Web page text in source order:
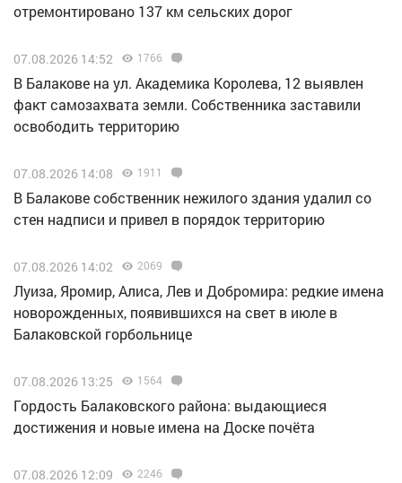
отремонтировано 137 км сельских дорог
07.08.2026 14:52 1766
В Балакове на ул. Академика Королева, 12 выявлен
факт самозахвата земли. Собственника заставили
освободить территорию
07.08.2026 14:08 1911
В Балакове собственник нежилого здания удалил со
стен надписи и привел в порядок территорию
07.08.2026 14:02 2069
Луиза, Яромир, Алиса, Лев и Добромира: редкие имена
новорожденных, появившихся на свет в июле в
Балаковской горбольнице
07.08.2026 13:25 1564
Гордость Балаковского района: выдающиеся
достижения и новые имена на Доске почёта
07.08.2026 12:09 2246